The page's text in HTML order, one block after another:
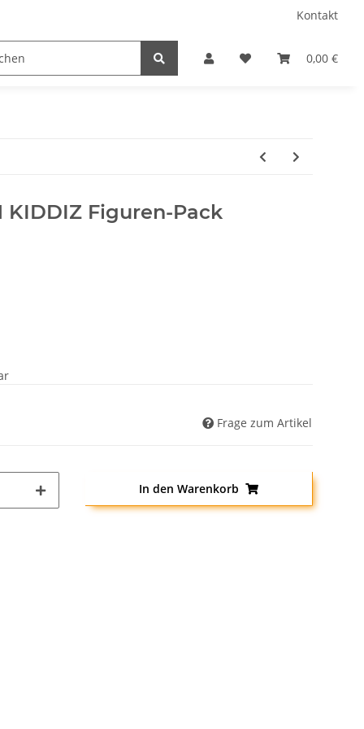
Kontakt
0,00 €
KIDDIZ Figuren-Pack
Frage zum Artikel
In den Warenkorb